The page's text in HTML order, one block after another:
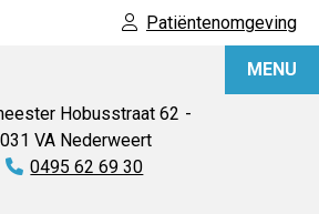
Patiëntenomgeving
Hobusstraat62
VA Nederweert
Tel:
0495 62 69 30
MENU